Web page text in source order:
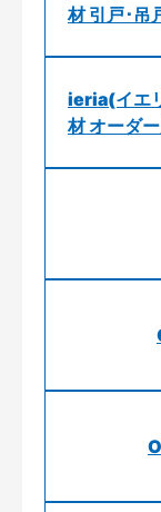
材 引戸･吊
ieria(イエ
材 オーダ